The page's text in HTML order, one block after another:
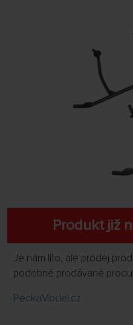
Produkt již
Je nám líto, ale prodej
podobné prodávané
PeckaModel.cz